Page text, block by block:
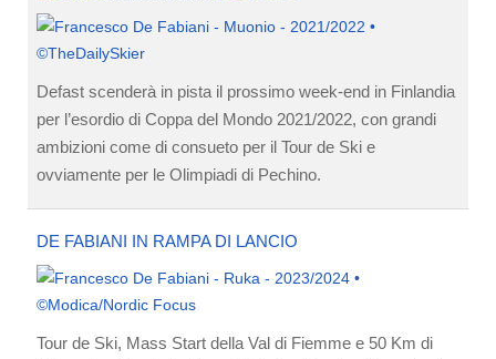
Defast scenderà in pista il prossimo week-end in Finlandia
per l’esordio di Coppa del Mondo 2021/2022, con grandi
ambizioni come di consueto per il Tour de Ski e
ovviamente per le Olimpiadi di Pechino.
DE FABIANI IN RAMPA DI LANCIO
Tour de Ski, Mass Start della Val di Fiemme e 50 Km di